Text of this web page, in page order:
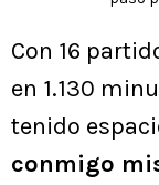
Con 16
en 1.130
tenido
conmigo